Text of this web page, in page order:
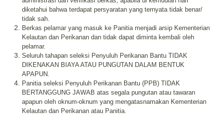
diketahui bahwa terdapat persyaratan yang ternyata tidak benar/
tidak sah.
Berkas pelamar yang masuk ke Panitia menjadi arsip Kementerian
Kelautan dan Perikanan dan tidak dapat diminta kembali oleh
pelamar.
Seluruh tahapan seleksi Penyuluh Perikanan Bantu TIDAK
DIKENAKAN BIAYA ATAU PUNGUTAN DALAM BENTUK
APAPUN.
Panitia seleksi Penyuluh Perikanan Bantu (PPB) TIDAK
BERTANGGUNG JAWAB atas segala pungutan atau tawaran
apapun oleh oknum-oknum yang mengatasnamakan Kementerian
Kelautan dan Perikanan atau Panitia.